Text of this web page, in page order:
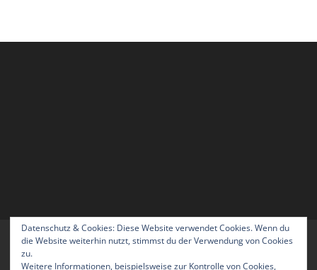
Home Blog Über uns
Kontakt
Datenschutz & Cookies: Diese Website verwendet Cookies. Wenn du
die Website weiterhin nutzt, stimmst du der Verwendung von Cookies
zu.
Weitere Informationen, beispielsweise zur Kontrolle von Cookies,